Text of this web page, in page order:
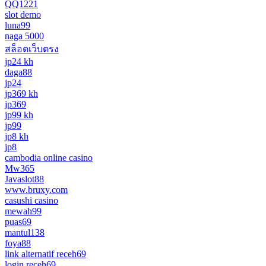
QQ1221
slot demo
luna99
naga 5000
สล็อตเว็บตรง
jp24 kh
daga88
jp24
jp369 kh
jp369
jp99 kh
jp99
jp8 kh
jp8
cambodia online casino
Mw365
Javaslot88
www.bruxy.com
casushi casino
mewah99
puas69
mantul138
foya88
link alternatif receh69